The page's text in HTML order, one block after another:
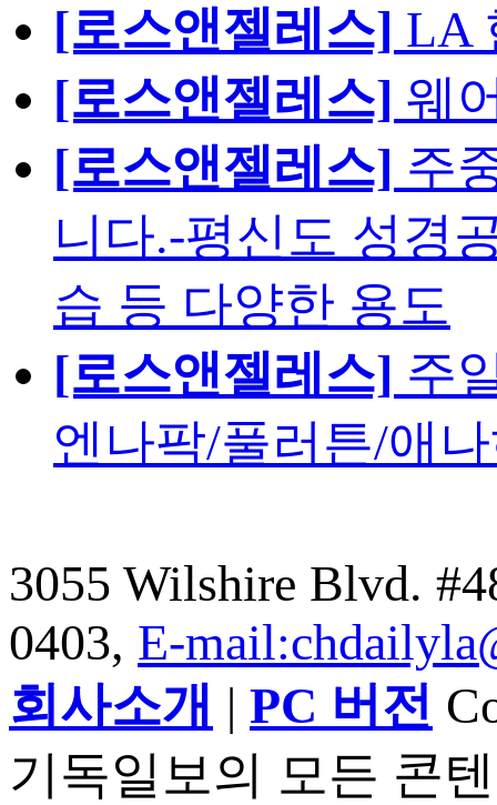
[로스앤젤레스] LA
[로스앤젤레스] 웨
[로스앤젤레스] 주
니다.-평신도 성경
습 등 다양한 용도
[로스앤젤레스] 주
엔나팍/풀러튼/애
3055 Wilshire Blvd.
0403, E-
회사소개 | PC 버전
기독일보의 모든 콘